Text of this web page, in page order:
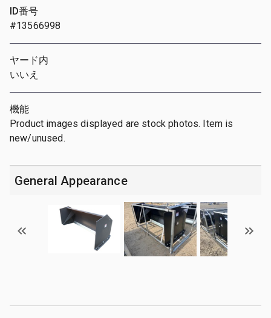
ID番号
#13566998
ヤード内
いいえ
機能
Product images displayed are stock photos. Item is
new/unused.
General Appearance